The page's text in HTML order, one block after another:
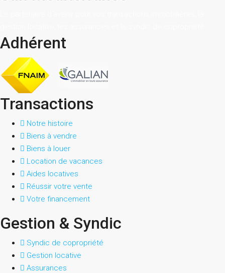
Adhérent
Transactions
Notre histoire
Biens à vendre
Biens à louer
Location de vacances
Aides locatives
Réussir votre vente
Votre financement
Gestion & Syndic
Syndic de copropriété
Gestion locative
Assurances